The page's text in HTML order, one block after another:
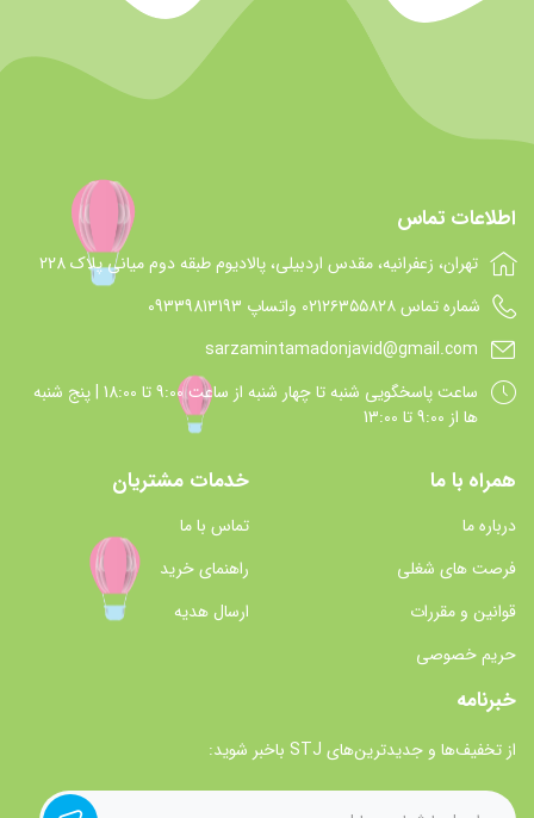
اطلاعات تماس
تهران، زعفرانیه، مقدس اردبیلی، پالادیوم طبقه دوم میانی پلاک 228
شماره تماس 021۲۶۳۵۵۸۲۸ واتساپ 09339813193
sarzamintamadonjavid@gmail.com
ساعت پاسخگويي شنبه تا چهار شنبه از ساعت 9:00 تا 18:00 | پنج شنبه
ها از 9:00 تا 13:00
همراه با ما
درباره ما
فرصت های شغلی
قوانین و مقررات
حریم خصوصی
خدمات مشتریان
تماس با ما
راهنمای خرید
ارسال هدیه
خبرنامه
از تخفیف‌ها و جدیدترین‌های STJ باخبر شوید: